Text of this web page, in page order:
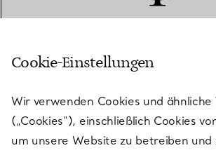
KUNDENSERVICE
SERVICES
Cookie-Einstellungen
Wir verwenden Cookies und ähnliche
(„Cookies“), einschließlich Cookies
um unsere Website zu betreiben und